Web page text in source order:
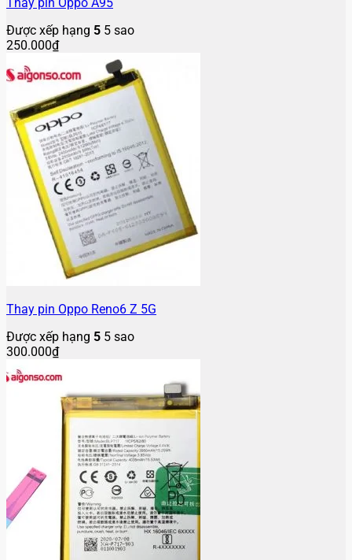
Được xếp hạng 5 5 sao
250.000₫
Thay pin Oppo Reno6 Z 5G
Được xếp hạng 5 5 sao
300.000₫